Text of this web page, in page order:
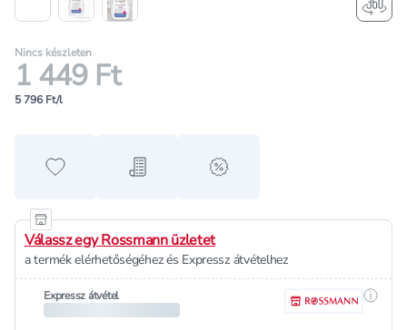
Nincs készleten
1 449 Ft
5 796 Ft/l
Hozzáadás a kedvencekhez
Hozzáadás a bevásárló listához
alert when on sale
Válassz egy Rossmann üzletet
a termék elérhetőségéhez és Expressz átvételhez
Expressz átvétel